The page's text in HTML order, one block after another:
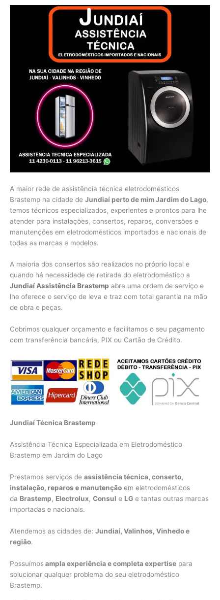
A maior rede de assistência técnica eletrodomésticos
Brastemp na cidade de Jundiaí perto de mim Jardim do Lago,
temos técnicos especializados, experientes e prontos para lhe
atender para instalações, consertos, reparos, conversões e
manutenções em eletrodomésticos importados e nacionais de
todas as marcas e modelos.
A maioria dos consertos são realizados no próprio local e
quando há necessidade de retirada do eletrodoméstico a
Jundiaí Assistência Brastemp abre uma ordem de serviço e
lhe oferece o serviço de leva e traz com total garantia na mão
de obra e peças.
Cobrimos qualquer orçamento e facilitamos o seu pagamento
com transferência bancária, PIX ou Cartão de Crédito.
Jundiaí Técnica Brastemp
Assistência Técnica Especializada em Eletrodoméstico
Brastemp em Jardim do Lago
Prestamos serviços de assistência técnica, conserto,
instalação, reparos e manutenção em eletrodomésticos
da Brastemp, Electrolux, Consul e LG e tantas outras marcas
importadas e nacionais.
Atendemos as cidades de: Jundiaí, Valinhos, Vinhedo e
região.
Possuímosampla experiência e completa expertise para
solucionar qualquer problema do seu eletrodoméstico
Brastemp.